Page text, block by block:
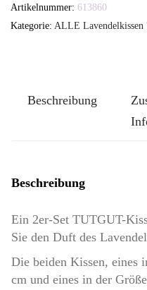
Artikelnummer: 613860
Kategorie: ALLE
Beschreibung
Beschreibung
Ein 2er-Set TUTGUT-
Sie den Duft des
Die beiden Kissen, eines
cm und eines in der